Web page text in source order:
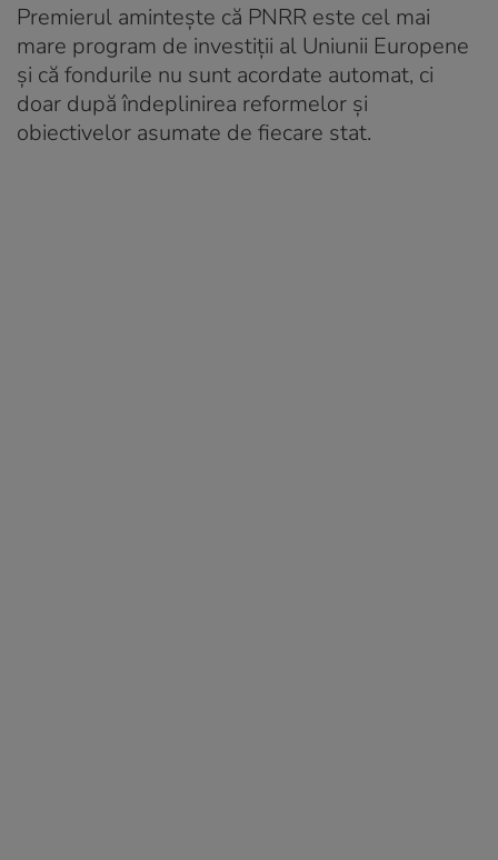
Premierul amintește că PNRR este cel mai
mare program de investiții al Uniunii Europene
și că fondurile nu sunt acordate automat, ci
doar după îndeplinirea reformelor și
obiectivelor asumate de fiecare stat.